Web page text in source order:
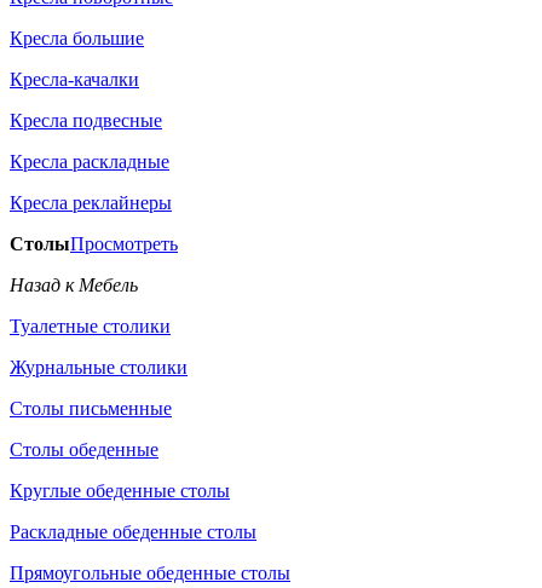
Кресла большие
Кресла-качалки
Кресла подвесные
Кресла раскладные
Кресла реклайнеры
СтолыПросмотреть
Назад к Мебель
Туалетные столики
Журнальные столики
Столы письменные
Столы обеденные
Круглые обеденные столы
Раскладные обеденные столы
Прямоугольные обеденные столы